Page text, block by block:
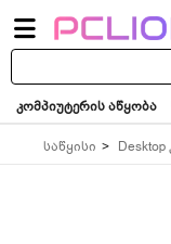
საძიებო
სიტყვა...
კომპიუტერის აწყობა
საწყისი